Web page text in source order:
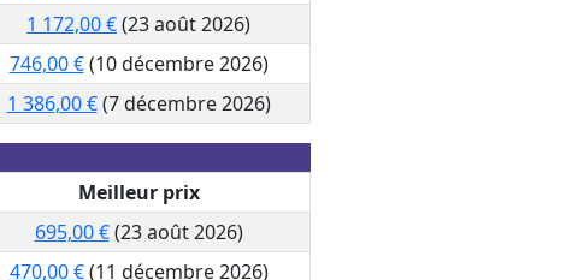
1 172,00 €(23 août 2026)
746,00 €(10 décembre 2026)
1 386,00 €(7 décembre 2026)
Meilleur prix
695,00 €(23 août 2026)
470,00 €(11 décembre 2026)